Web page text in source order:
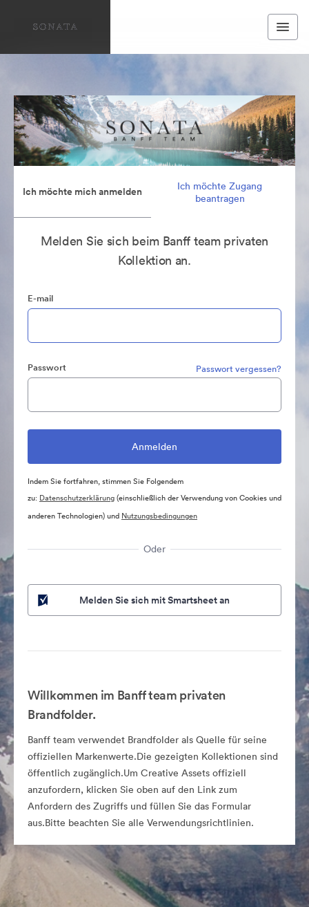
Ich möchte mich anmelden
Ich möchte Zugang
beantragen
Melden Sie sich beim Banff team privaten
Kollektion an.
E-mail
Passwort Passwort vergessen?
Indem Sie fortfahren, stimmen Sie Folgendem
zu: Datenschutzerklärung(einschließlich der Verwendung von Cookies und
anderen Technologien) und Nutzungsbedingungen
Oder
Melden Sie sich mit Smartsheet an
Willkommen im Banff team privaten
Brandfolder.
Banff team verwendet Brandfolder als Quelle für seine
offiziellen Markenwerte.Die gezeigten Kollektionen sind
öffentlich zugänglich.Um Creative Assets offiziell
anzufordern, klicken Sie oben auf den Link zum
Anfordern des Zugriffs und füllen Sie das Formular
aus.Bitte beachten Sie alle Verwendungsrichtlinien.